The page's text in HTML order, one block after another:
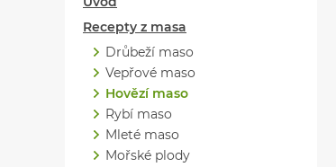
Recepty z masa
Drůbeží maso
Vepřové maso
Hovězí maso
Rybí maso
Mleté maso
Mořské plody